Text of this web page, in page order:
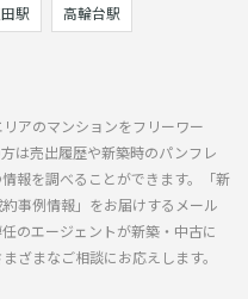
駅 高輪台駅
アのマンションをフリーワー
は売出履歴や新築時のパンフレ
報を調べることができます。「新
事例情報」をお届けするメール
のエージェントが新築・中古に
ざまなご相談にお応えします。